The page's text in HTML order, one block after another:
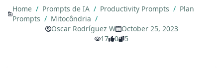
Home / Prompts de IA / Productivity Prompts / Plan
Prompts / Mitocôndria /
Oscar Rodríguez W
October 25, 2023
17
0 5